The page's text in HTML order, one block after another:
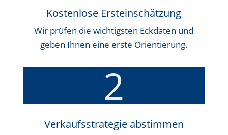
Kostenlose Ersteinschätzung
Wir prüfen die wichtigsten Eckdaten und
geben Ihnen eine erste Orientierung.
2
Verkaufsstrategie abstimmen